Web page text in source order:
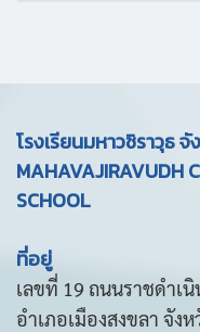
โรงเรียนมหาวชิราวุธ
MAHAVAJIRAVUDH
SCHOOL
ที่อยู่
เลขที่ 19 ถนนราชดำเ
อำเภอเมืองสงขลา จัง